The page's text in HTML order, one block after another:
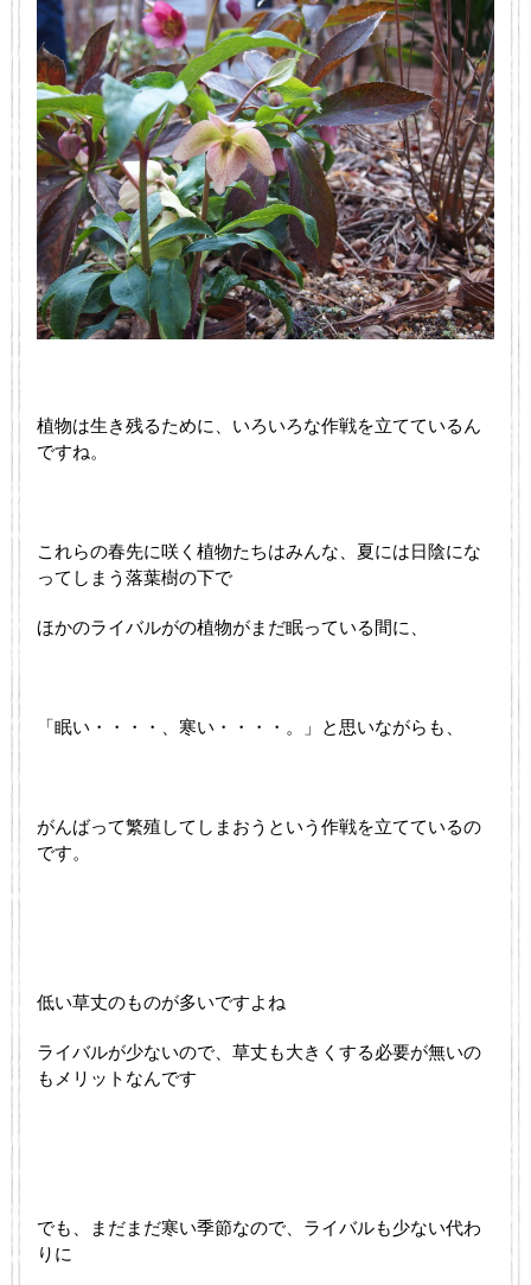
植物は生き残るために、いろいろな作戦を立てているん
ですね。
これらの春先に咲く植物たちはみんな、夏には日陰にな
ってしまう落葉樹の下で
ほかのライバルがの植物がまだ眠っている間に、
「眠い・・・・、寒い・・・・。」と思いながらも、
がんばって繁殖してしまおうという作戦を立てているの
です。
低い草丈のものが多いですよね
ライバルが少ないので、草丈も大きくする必要が無いの
もメリットなんです
でも、まだまだ寒い季節なので、ライバルも少ない代わ
りに